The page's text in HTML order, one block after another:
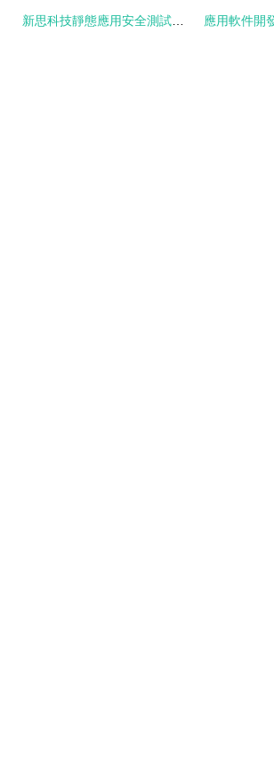
新思科技靜態應用安全測試助力Cryptsoft公司 在CI/CD高速開發中實現軟件安全與質量雙提升